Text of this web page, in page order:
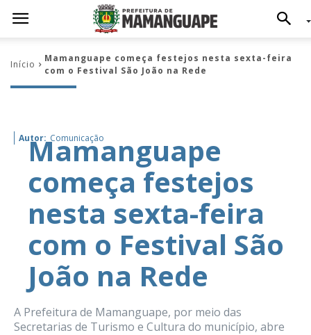
Início
Mamanguape começa festejos nesta sexta-feira
com o Festival São João na Rede
Autor: Comunicação
Mamanguape
começa festejos
nesta sexta-feira
com o Festival São
João na Rede
A Prefeitura de Mamanguape, por meio das
Secretarias de Turismo e Cultura do município, abre